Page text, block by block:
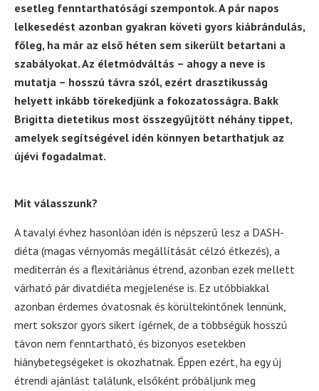
esetleg fenntarthatósági szempontok. A pár napos
lelkesedést azonban gyakran követi gyors kiábrándulás,
főleg, ha már az első héten sem sikerült betartani a
szabályokat. Az életmódváltás – ahogy a neve is
mutatja – hosszú távra szól, ezért drasztikusság
helyett inkább törekedjünk a fokozatosságra. Bakk
Brigitta dietetikus most összegyűjtött néhány tippet,
amelyek segítségével idén könnyen betarthatjuk az
újévi fogadalmat.
Mit válasszunk?
A tavalyi évhez hasonlóan idén is népszerű lesz a DASH-
diéta (magas vérnyomás megállítását célzó étkezés), a
mediterrán és a flexitáriánus étrend, azonban ezek mellett
várható pár divatdiéta megjelenése is. Ez utóbbiakkal
azonban érdemes óvatosnak és körültekintőnek lennünk,
mert sokszor gyors sikert ígérnek, de a többségük hosszú
távon nem fenntartható, és bizonyos esetekben
hiánybetegségeket is okozhatnak. Éppen ezért, ha egy új
étrendi ajánlást találunk, elsőként próbáljunk meg